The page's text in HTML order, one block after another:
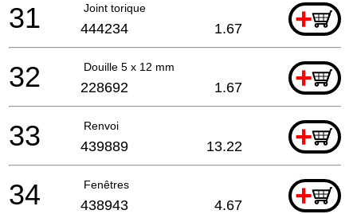
Joint torique +
31 444234 1.67
Douille 5 x 12 mm +
32 228692 1.67
Renvoi +
33 439889 13.22
Fenêtres +
34 438943 4.67